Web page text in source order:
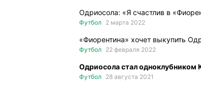
Одриосола: «Я счастлив в
Футбол 2 марта 2022
«Фиорентина» хочет выкупить
Футбол 22 февраля 2022
Одриосола стал одноклубником
Футбол 28 августа 2021